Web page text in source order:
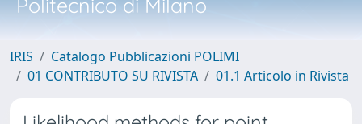
Politecnico di Milano
IRIS
Catalogo Pubblicazioni POLIMI
01 CONTRIBUTO SU RIVISTA
01.1 Articolo in Rivista